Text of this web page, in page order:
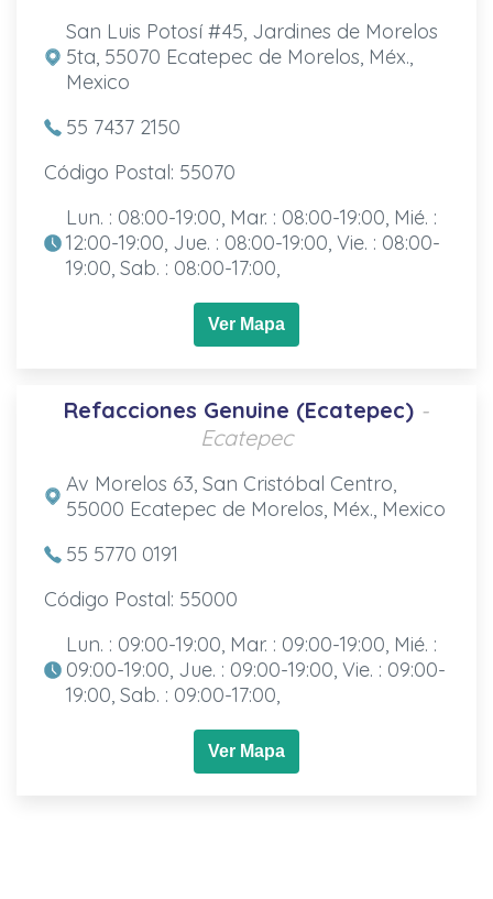
San Luis Potosí #45, Jardines de Morelos
5ta, 55070 Ecatepec de Morelos, Méx.,
Mexico
55 7437 2150
Código Postal: 55070
Lun. : 08:00-19:00, Mar. : 08:00-19:00, Mié. :
12:00-19:00, Jue. : 08:00-19:00, Vie. : 08:00-
19:00, Sab. : 08:00-17:00,
Ver Mapa
Refacciones Genuine (Ecatepec) -
Ecatepec
Av Morelos 63, San Cristóbal Centro,
55000 Ecatepec de Morelos, Méx., Mexico
55 5770 0191
Código Postal: 55000
Lun. : 09:00-19:00, Mar. : 09:00-19:00, Mié. :
09:00-19:00, Jue. : 09:00-19:00, Vie. : 09:00-
19:00, Sab. : 09:00-17:00,
Ver Mapa